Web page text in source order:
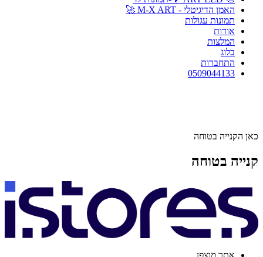
האמן הדיגיטלי - M-X ART 🚀
תמונות עגולות
אודות
המלצות
בלוג
התחברות
0509044133
כאן הקנייה בטוחה
קנייה בטוחה